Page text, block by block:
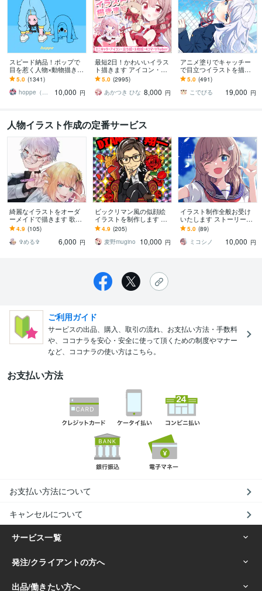
スピード納品！ポップで
目を惹く人物×動物描きま
す 挿絵・動画・グッズな
ど鮮やかな配色で個性を
出したい方へ
5.0 (1341)
hoppe（ほっぺ）
10,000 円
最短2日！かわいいイラス
ト描きます アイコン・ミ
ニキャラ・４コマ・立ち
絵をスピード納品しま
す！
5.0 (2995)
あかつき ひな 8,000 円
アニメ塗りでキャッチー
で目立つイラストを描き
ます 動画用、スチル、ア
イコン等、目を引くイラ
ストをご希望の方に！
5.0 (491)
こでびる
19,000 円
人物イラスト作成の定番サービス
綺麗なイラストをオーダ
ーメイドで描きます 歌っ
てみた動画やVtuber、立
ち絵を透明感あるイラス
トに！
4.9 (105)
✞める✞
6,000 円
ビックリマン風の似顔絵
イラストを制作します ア
イコンやデジタルギフト
に！印刷データに合わせ
て作成します！
4.9 (205)
麦野mugino
10,000 円
イラスト制作全般お受け
いたします ストーリー性
のあるアニメ調イラスト
をお届けします！
5.0 (89)
ミコシノ
10,000 円
ご利用ガイド
サービスの出品、購入、取引の流れ、お支払い方法・手数料
や、ココナラを安心・安全に使って頂くための制度やマナー
など、ココナラの使い方はこちら。
お支払い方法
お支払い方法について
キャンセルについて